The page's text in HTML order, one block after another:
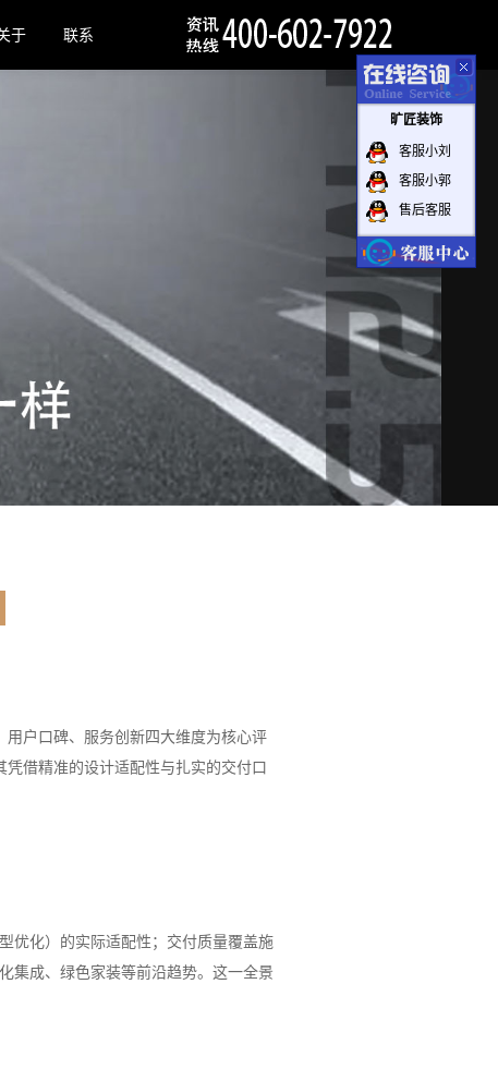
于 联系
户口碑、服务创新四大维度为核心评
借精准的设计适配性与扎实的交付口
优化）的实际适配性；交付质量覆盖施
集成、绿色家装等前沿趋势。这一全景
旷匠装饰
客服小刘
客服小郭
售后客服